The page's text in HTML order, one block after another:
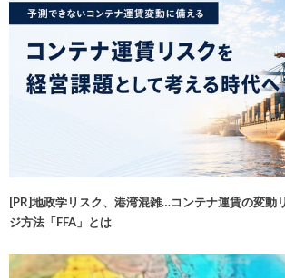
[PR]地政学リスク、港湾混雑…コンテナ運賃の変動
ジ方法「FFA」とは